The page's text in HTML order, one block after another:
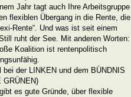
Jahr tagt auch Ihre Arbeitsgruppe
flexiblen Übergang in die Rente, die
Rente“. Und was ist seit einem
ruht der See. Mit anderen Worten:
Koalition ist rentenpolitisch
bei der LINKEN und dem BÜNDNIS
GRÜNEN)
es gute Gründe, über flexible